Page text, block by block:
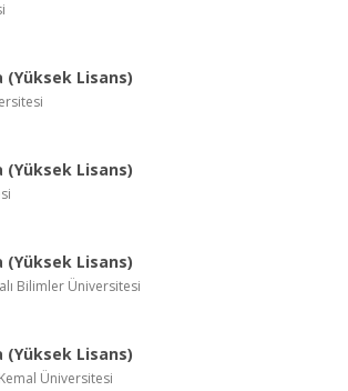
(Yüksek Lisans)
(Yüksek Lisans)
(Yüksek Lisans)
Bilimler Üniversitesi
(Yüksek Lisans)
Üniversitesi